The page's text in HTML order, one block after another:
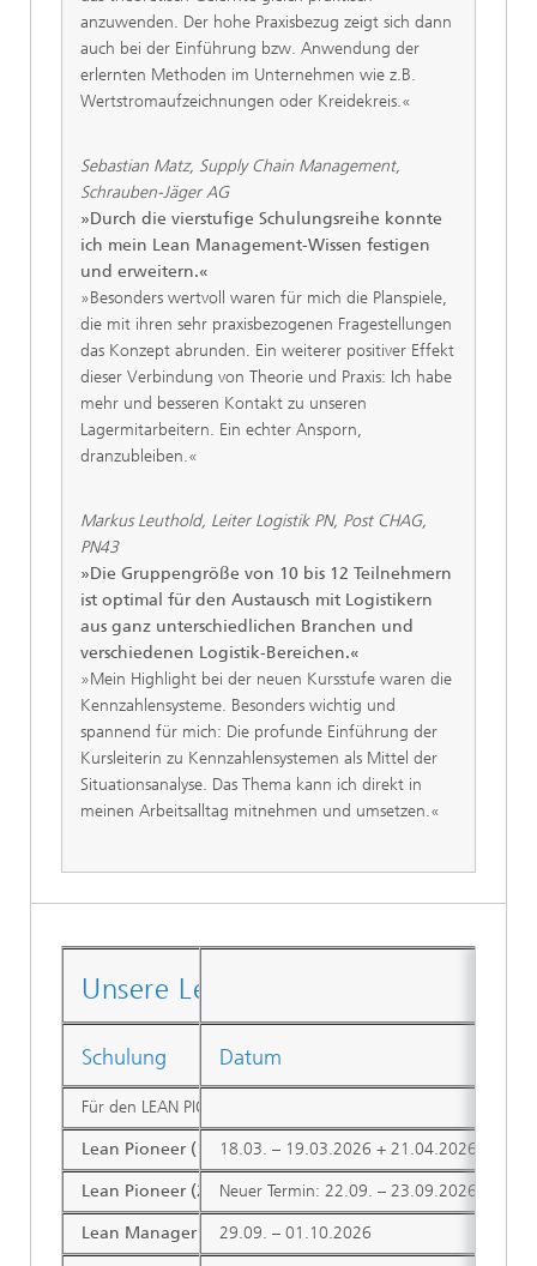
anzuwenden. Der hohe Praxisbezug zeigt sich dann
auch bei der Einführung bzw. Anwendung der
erlernten Methoden im Unternehmen wie z.B.
Wertstromaufzeichnungen oder Kreidekreis.«
Sebastian Matz, Supply Chain Management,
Schrauben-Jäger AG
»Durch die vierstufige Schulungsreihe konnte
ich mein Lean Management-Wissen festigen
und erweitern.«
»Besonders wertvoll waren für mich die Planspiele,
die mit ihren sehr praxisbezogenen Fragestellungen
das Konzept abrunden. Ein weiterer positiver Effekt
dieser Verbindung von Theorie und Praxis: Ich habe
mehr und besseren Kontakt zu unseren
Lagermitarbeitern. Ein echter Ansporn,
dranzubleiben.«
Markus Leuthold, Leiter Logistik PN, Post CHAG,
PN43
»Die Gruppengröße von 10 bis 12 Teilnehmern
ist optimal für den Austausch mit Logistikern
aus ganz unterschiedlichen Branchen und
verschiedenen Logistik-Bereichen.«
»Mein Highlight bei der neuen Kursstufe waren die
Kennzahlensysteme. Besonders wichtig und
spannend für mich: Die profunde Einführung der
Kursleiterin zu Kennzahlensystemen als Mittel der
Situationsanalyse. Das Thema kann ich direkt in
meinen Arbeitsalltag mitnehmen und umsetzen.«
Datum
18.03. – 19.03.2026 + 21.04.2026
Neuer Termin: 22.09. – 23.09.2026 +
29.09. – 01.10.2026
Unsere Lean-Schulungstermine für
Schulung
Für den LEAN PIONEER bieten wir über das Jahr verteilt
Lean Pioneer (1. Kurstermin)
Lean Pioneer (2. Kurstermin)
Lean Manager (1. Kurstermin)